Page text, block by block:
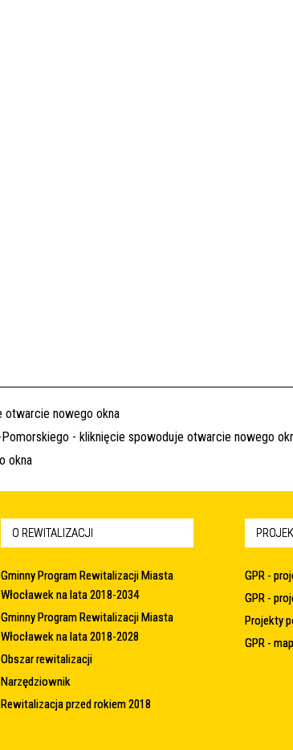
O REWITALIZACJI
Gminny Program Rewitalizacji Miasta
Włocławek na lata 2018-2034
Gminny Program Rewitalizacji Miasta
Włocławek na lata 2018-2028
Obszar rewitalizacji
Narzędziownik
Rewitalizacja przed rokiem 2018
GPR -
GPR -
Projekty
GPR -